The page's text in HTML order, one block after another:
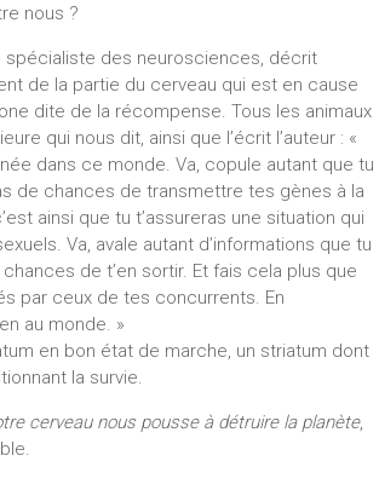
nous ?
spécialiste des neurosciences, décrit
de la partie du cerveau qui est en cause
dite de la récompense. Tous les animaux
qui nous dit, ainsi que l’écrit l’auteur : «
dans ce monde. Va, copule autant que tu
de chances de transmettre tes gènes à la
ainsi que tu t’assureras une situation qui
Va, avale autant d’informations que tu
de t’en sortir. Et fais cela plus que
par ceux de tes concurrents. En
au monde. »
en bon état de marche, un striatum dont
la survie.
cerveau nous pousse à détruire la planète,